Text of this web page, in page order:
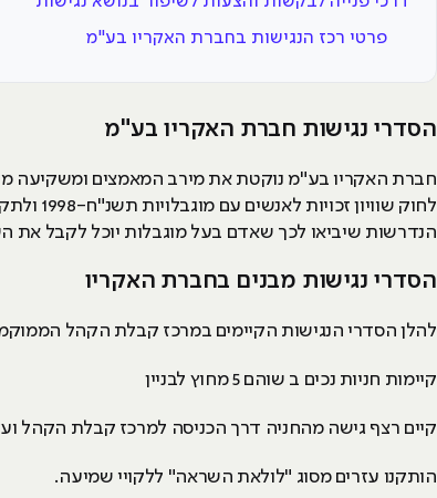
פרטי רכז הנגישות בחברת האקריו בע"מ
הסדרי נגישות חברת האקריו בע"מ
חברת האקריו בע"מ נוקטת את מירב המאמצים ומשקיעה
לחוק
הנדרשות שיביאו לכך שאדם בעל מוגבלות יוכל לקבל את
הסדרי נגישות מבנים בחברת האקריו
להלן הסדרי הנגישות הקיימים במרכז קבלת הקהל הממוקמים
קיימות חניות נכים ב שוהם 5 מחוץ לבניין
קיים רצף גישה מהחניה דרך הכניסה למרכז קבלת הקהל
הותקנו עזרים מסוג "לולאת השראה" ללקויי שמיעה.